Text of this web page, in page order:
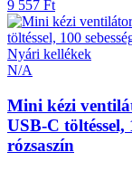
9 557 Ft
Nyári kellékek
N/A
Mini kézi
USB-C töltéssel,
rózsaszín